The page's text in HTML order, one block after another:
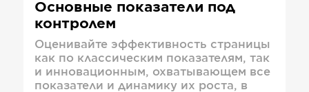
Основные показатели под
контролем
Оценивайте эффективность страницы
как по классическим показателям, так
и инновационным, охватывающем все
показатели и динамику их роста, в